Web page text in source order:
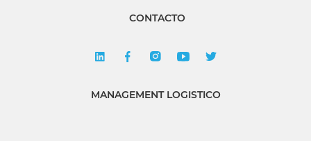
CONTACTO
MANAGEMENT LOGISTICO